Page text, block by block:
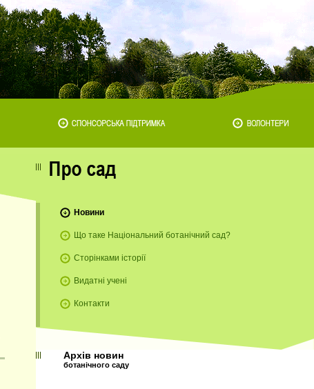
Новини
Що таке Національний ботанічний сад?
Сторінками історії
Видатні учені
Контакти
Архів новин
ботанічного саду